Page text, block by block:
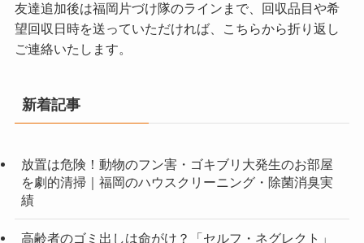
友達追加後は福岡片づけ隊のラインまで、回収品目や希
望回収日時を送っていただければ、こちらから折り返し
ご連絡いたします。
新着記事
放置は危険！動物のフン害・ゴキブリ大発生のお部屋
を劇的清掃｜福岡のハウスクリーニング・除菌消臭実
績
高齢者のゴミ出しは命がけ？「セルフ・ネグレクト」